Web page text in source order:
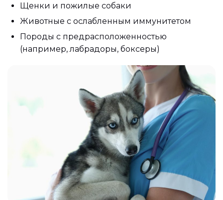
Щенки и пожилые собаки
Животные с ослабленным иммунитетом
Породы с предрасположенностью
(например, лабрадоры, боксеры)